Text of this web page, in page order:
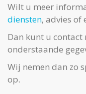
Wilt u meer
diensten, advies of
Dan kunt u contact
onderstaande
Wij nemen dan zo
op.